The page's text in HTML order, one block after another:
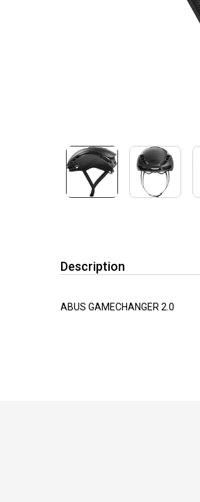
Description
ABUS GAMECHANGER 2.0